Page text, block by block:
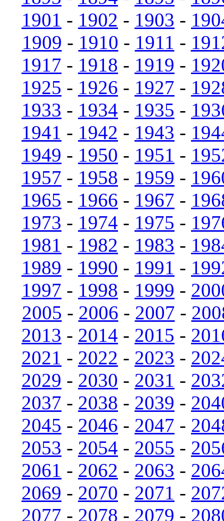
1901 - 1902 - 1903 -
1909 - 1910 - 1911 -
1917 - 1918 - 1919 -
1925 - 1926 - 1927 -
1933 - 1934 - 1935 -
1941 - 1942 - 1943 -
1949 - 1950 - 1951 -
1957 - 1958 - 1959 -
1965 - 1966 - 1967 -
1973 - 1974 - 1975 -
1981 - 1982 - 1983 -
1989 - 1990 - 1991 -
1997 - 1998 - 1999 -
2005 - 2006 - 2007 -
2013 - 2014 - 2015 -
2021 - 2022 - 2023 -
2029 - 2030 - 2031 -
2037 - 2038 - 2039 -
2045 - 2046 - 2047 -
2053 - 2054 - 2055 -
2061 - 2062 - 2063 -
2069 - 2070 - 2071 -
2077 - 2078 - 2079 -